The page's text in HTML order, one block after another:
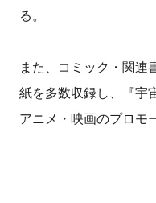
る。
また、コミック・関連
紙を多数収録し、『宇
アニメ・映画のプロモ